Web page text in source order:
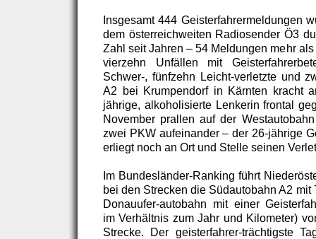
Insgesamt 444 Geisterfahrermeldungen
dem österreichweiten Radiosender Ö3
Zahl seit Jahren – 54 Meldungen mehr
vierzehn Unfällen mit
Schwer-, fünfzehn Leicht-verletzte und
A2 bei Krumpendorf in Kärnten kracht
jährige, alkoholisierte Lenkerin frontal
November prallen auf der
zwei PKW aufeinander – der 26-jährige
erliegt noch an Ort und Stelle seinen
Im Bundesländer-Ranking führt
bei den Strecken die Südautobahn A2 mit
Donauufer-autobahn mit einer
im Verhältnis zum Jahr und Kilometer)
Strecke. Der geisterfahrer-trächtigste